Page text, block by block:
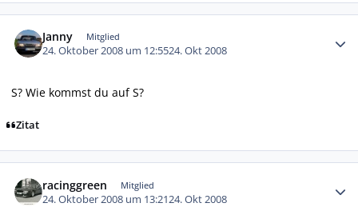
Janny Mitglied
24. Oktober 2008 um 12:5524. Okt 2008
S? Wie kommst du auf S?
Zitat
racinggreen Mitglied
24. Oktober 2008 um 13:2124. Okt 2008